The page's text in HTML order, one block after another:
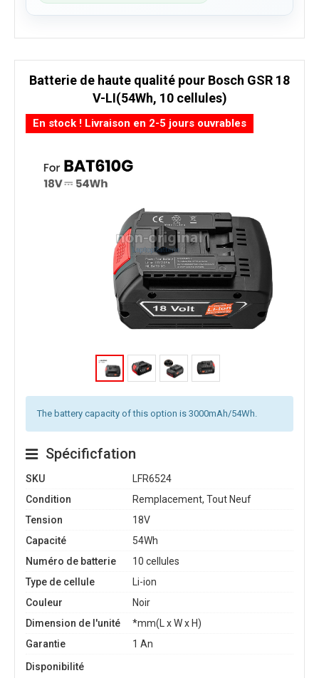
Batterie de haute qualité pour Bosch GSR 18
V-LI(54Wh, 10 cellules)
En stock ! Livraison en 2-5 jours ouvrables
The battery capacity of this option is 3000mAh/54Wh.
Spécificfation
SKU
LFR6524
Condition
Remplacement, Tout Neuf
Tension
18V
Capacité
54Wh
Numéro de batterie
10 cellules
Type de cellule
Li-ion
Couleur
Noir
Dimension de l'unité
*mm(L x W x H)
Garantie
1 An
Disponibilité